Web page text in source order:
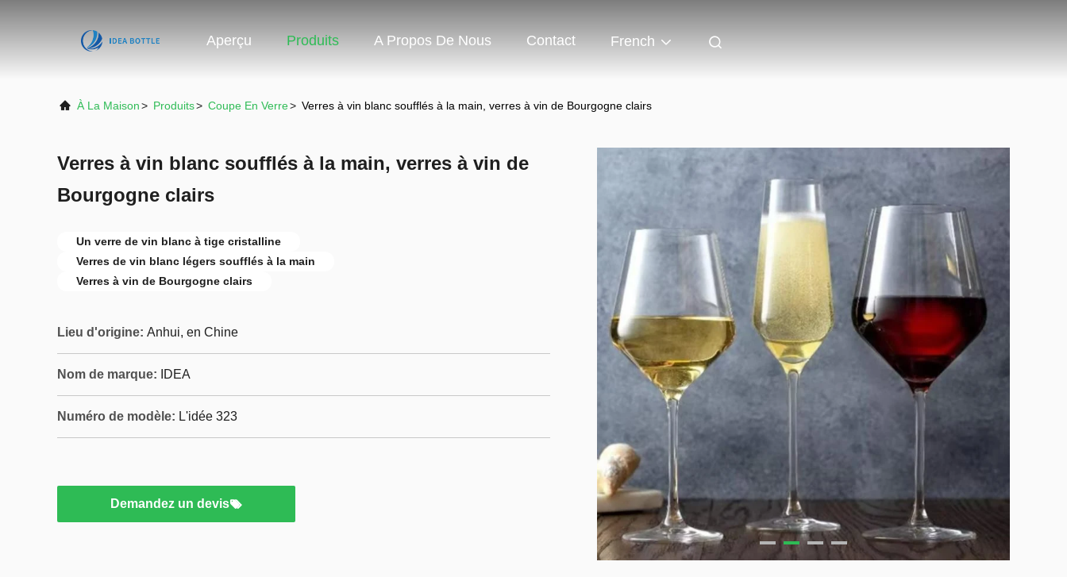
Aperçu Produits A Propos De Nous Contact French
À La Maison> Produits> Coupe En Verre> Verres à vin blanc soufflés à la main, verres à vin de Bourgogne clairs
Verres à vin blanc soufflés à la main, verres à vin de
Bourgogne clairs
Un verre de vin blanc à tige cristalline
Verres de vin blanc légers soufflés à la main
Verres à vin de Bourgogne clairs
Lieu d'origine: Anhui, en Chine
Nom de marque: IDEA
Numéro de modèle: L'idée 323
Demandez un devis